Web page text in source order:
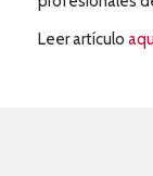
Leer artículo